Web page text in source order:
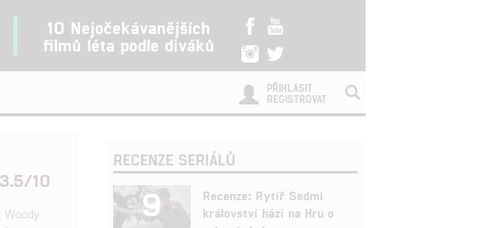
10 Nejočekávanějších
filmů léta podle diváků
PŘIHLÁSIT
REGISTROVAT
10
Woody
RECENZE SERIÁLŮ
9
Recenze: Rytíř Sedmi
království hází na Hru o